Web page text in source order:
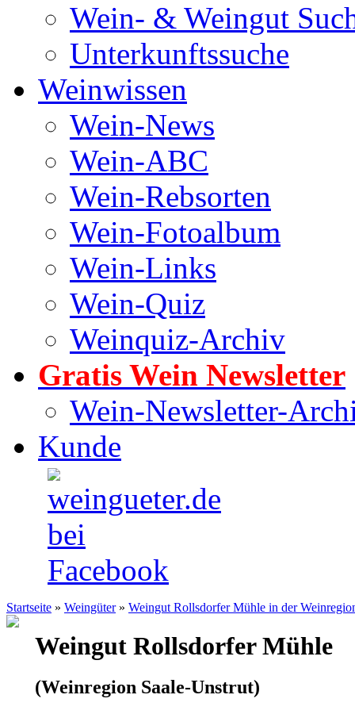
Wein- & Weingut
Unterkunftssuche
Weinwissen
Wein-News
Wein-ABC
Wein-Rebsorten
Wein-Fotoalbum
Wein-Links
Wein-Quiz
Weinquiz-Archiv
Gratis Wein Newsletter
Wein-Newsletter-
Kunde
Startseite » Weingüter » Weingut Rollsdorfer Mühle in der
Weingut Rollsdorfer Mühle
(Weinregion Saale-Unstrut)